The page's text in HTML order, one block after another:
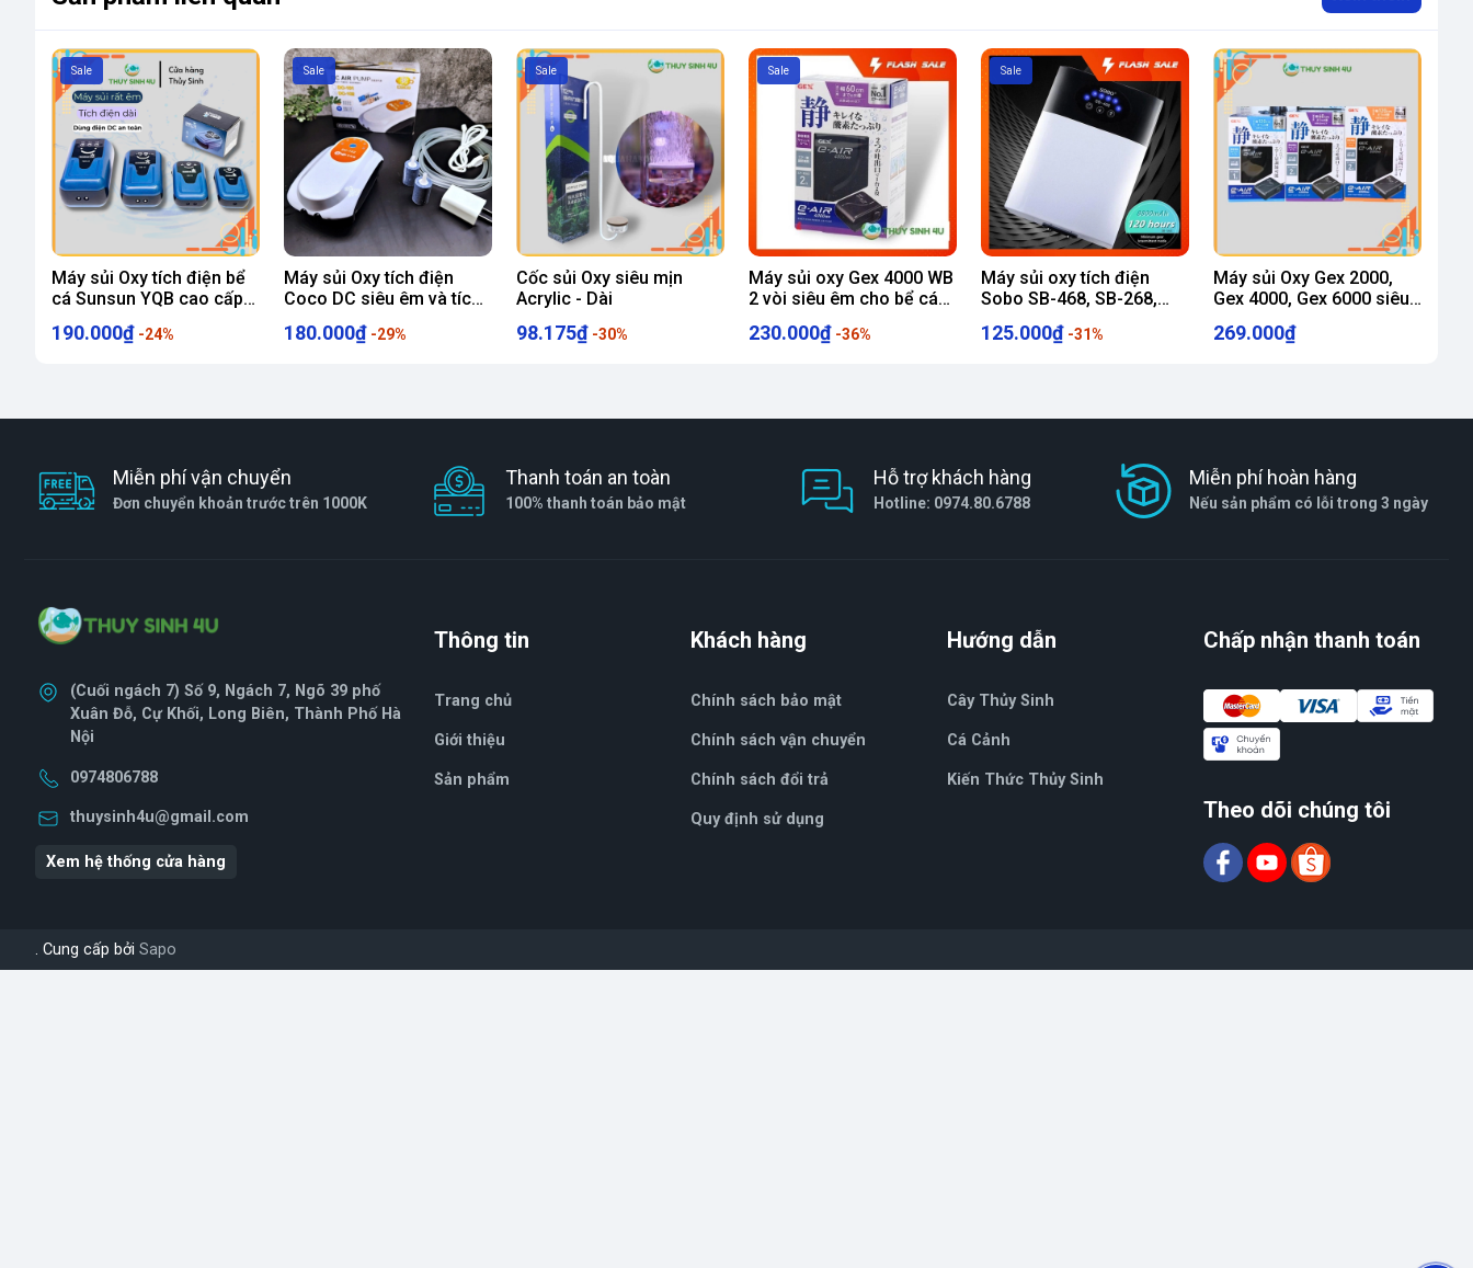
Sale
Máy sủi Oxy tích điện bể
cá Sunsun YQB cao cấp
190.000₫ -24%
Sale
Máy sủi Oxy tích điện
Coco DC siêu êm và tích
180.000₫ -29%
Sale
Cốc sủi Oxy siêu mịn
Acrylic - Dài
98.175₫ -30%
Sale
Máy sủi oxy Gex 4000 WB
2 vòi siêu êm cho bể cá
máy sục oxy
230.000₫ -36%
Sale
Máy sủi oxy tích điện
Sobo SB-468, SB-268,
SB-468 2 vòi cực khỏe
cho bể cá rồng
125.000₫ -31%
Máy sủi Oxy Gex 2000,
Gex 4000, Gex 6000 siêu
êm Máy sục oxy
269.000₫
Miễn phí vận chuyển
Đơn chuyển khoản trước trên 1000K
Thanh toán an toàn
100% thanh toán bảo mật
Hỗ trợ khách hàng
Hotline: 0974.80.6788
Miễn phí hoàn hàng
Nếu sản phẩm có lỗi trong 3 ngày
(Cuối ngách 7) Số 9, Ngách 7, Ngõ 39 phố
Xuân Đỗ, Cự Khối, Long Biên, Thành Phố Hà
Nội
0974806788
thuysinh4u@gmail.com
Xem hệ thống cửa hàng
Thông tin
Trang chủ
Giới thiệu
Sản phẩm
Khách hàng
Chính sách bảo mật
Chính sách vận chuyển
Chính sách đổi trả
Quy định sử dụng
Hướng dẫn
Cây Thủy Sinh
Cá Cảnh
Kiến Thức Thủy Sinh
Chấp nhận thanh toán
Theo dõi chúng tôi
. Cung cấp bởi Sapo